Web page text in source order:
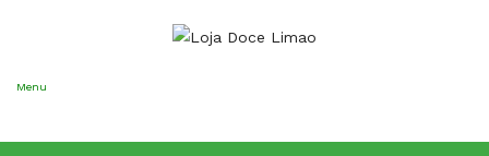
Menu
Conheça osNossos Cursos